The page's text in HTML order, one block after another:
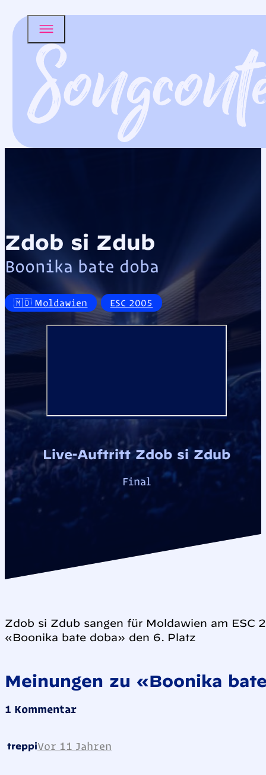
Zdob si Zdub
Boonika bate doba
🇲🇩 Moldawien ESC 2005
Live-Auftritt Zdob si Zdub
Final
Zdob si Zdub sangen für Moldawien am ESC
«Boonika bate doba» den 6. Platz
Meinungen zu «Boonika
1 Kommentar
treppiVor 11 Jahren